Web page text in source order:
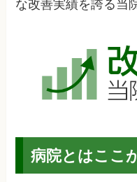
病院とはここ